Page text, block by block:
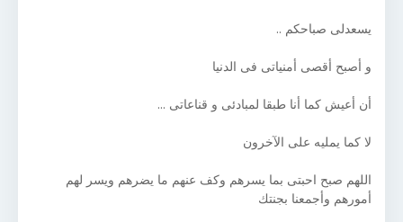
يسعدلى صباحكم ..
و أصبح أقصى أمنياتى فى الدنيا
أن أعيش كما أنا طبقا لمبادئى و قناعاتى ...
لا كما يمليه على الآخرون
اللهم صبح احبتى بما يسرهم وكف عنهم ما يضرهم ويسر لهم
أمورهم وأجمعنا بجنتك